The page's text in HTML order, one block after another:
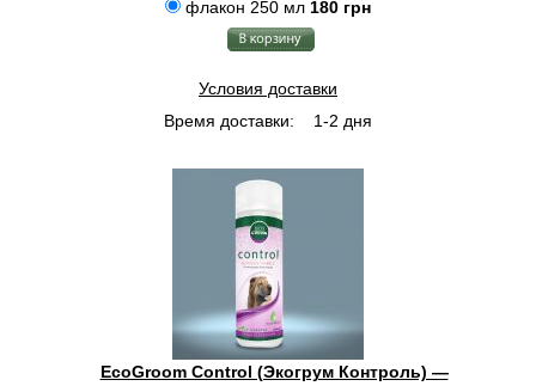
флакон 250 мл 180 грн
Условия доставки
Время доставки:
1-2 дня
EcoGroom Control (Экогрум Контроль) —